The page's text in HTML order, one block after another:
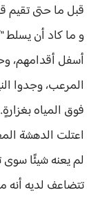
قبل ما حتى تقيم
و ما كاد أن يسلط
أسفل أقدامهم،
المرعب، وجدوا
فوق المياه بغزارةٍ.
اعتلت الدهشة
لم يعنه شيئًا
تتضاعف لديه